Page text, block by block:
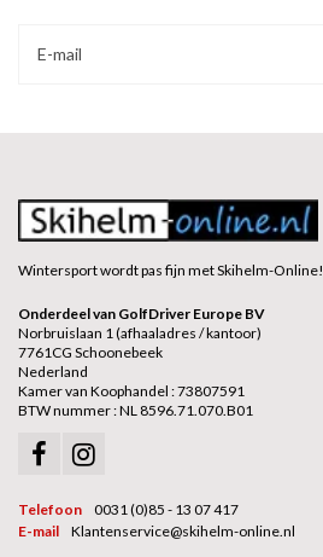
Wintersport wordt pas fijn met Skihelm-Online!
Onderdeel van GolfDriver Europe BV
Norbruislaan 1 (afhaaladres / kantoor)
7761CG Schoonebeek
Nederland
Kamer van Koophandel : 73807591
BTW nummer : NL 8596.71.070.B01
Telefoon
0031 (0)85 - 13 07 417
E-mail
Klantenservice@skihelm-online.nl